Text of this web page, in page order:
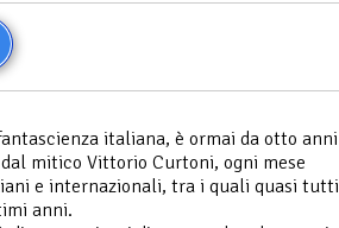
italiana, è ormai da otto anni
mitico Vittorio Curtoni, ogni mese
e internazionali, tra i quali quasi tutti
anni.